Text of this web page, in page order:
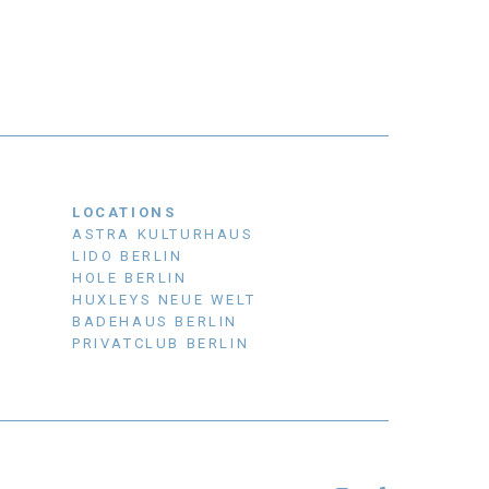
LOCATIONS
ASTRA KULTURHAUS
LIDO BERLIN
HOLE BERLIN
HUXLEYS NEUE WELT
BADEHAUS BERLIN
PRIVATCLUB BERLIN